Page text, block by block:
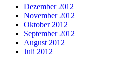
Dezember 2012
November 2012
Oktober 2012
September 2012
August 2012
Juli 2012